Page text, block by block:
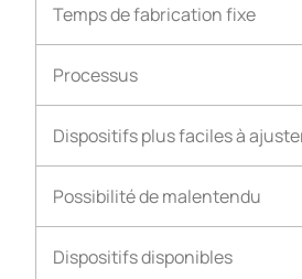
Temps de fabrication fixe
Processus
Dispositifs plus faciles à
Possibilité de malentendu
Dispositifs disponibles